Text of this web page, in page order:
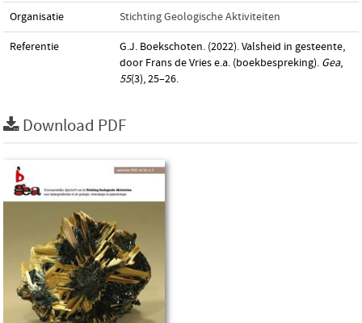
Organisatie Stichting Geologische Aktiviteiten
Referentie
G.J. Boekschoten. (2022). Valsheid in gesteente,
door Frans de Vries e.a. (boekbespreking). Gea,
55(3), 25–26.
Download PDF